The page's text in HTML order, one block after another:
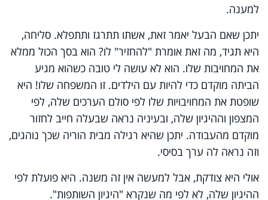
למענה.
יתכן שאם הבעל יאמר זאת, אשתו תתרגז ותתפלא. סליחה,
היא תגיד, מה זאת אומרת "להחזיר" לו? הוא בסך הכול ממלא
את המחויבות שלו. הוא לא עושה לי טובה כשהוא מגיע
הביתה מוקדם כדי להיות עם הילדים. זו המשפחה שלו! היא
שופטת את המחויבויות שלו לפי סולם הערכים שלה, לפי
המצפון וההיגיון שלה, ובעיניה נראה שבעלה חייב לחזור
מוקדם מהעבודה. יתכן שהיא רגילה מבית הוריה שכך נוהגים,
וזה נראה לה ערך בסיסי.
אולי היא צודקת, אבל למעשה אין זה משנה. היא פועלת לפי
ההיגיון שלה, לא לפי מה שנקרא "היגיון השותפות".